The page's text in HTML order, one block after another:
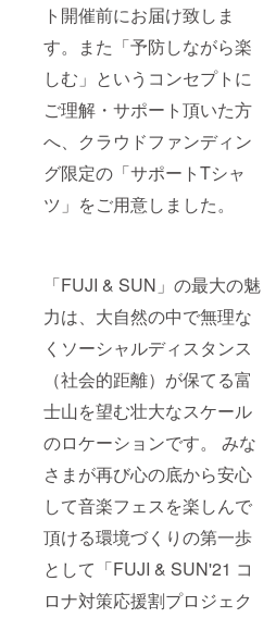
ト開催前にお届け致しま
す。また「予防しながら楽
しむ」というコンセプトに
ご理解・サポート頂いた方
へ、クラウドファンディン
グ限定の「サポートTシャ
ツ」をご用意しました。
「FUJI & SUN」の最大の魅
力は、大自然の中で無理な
くソーシャルディスタンス
（社会的距離）が保てる富
士山を望む壮大なスケール
のロケーションです。 みな
さまが再び心の底から安心
して音楽フェスを楽しんで
頂ける環境づくりの第一歩
として「FUJI & SUN'21 コ
ロナ対策応援割プロジェク